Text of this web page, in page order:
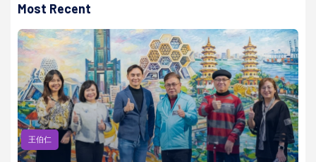
Most Recent
王伯仁